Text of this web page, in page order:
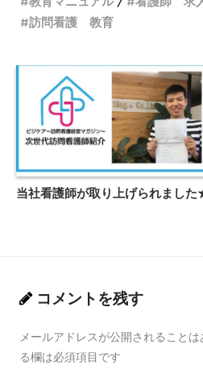
訪問看護 教育
当社看護師が取り上げられまし
コメントを残す
メールアドレスが公開されることは
る欄は必須項目です